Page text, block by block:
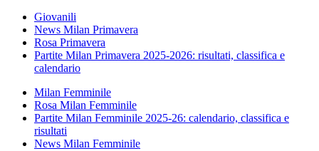
Giovanili
News Milan Primavera
Rosa Primavera
Partite Milan Primavera 2025-2026: risultati, classifica e
calendario
Milan Femminile
Rosa Milan Femminile
Partite Milan Femminile 2025-26: calendario, classifica e
risultati
News Milan Femminile